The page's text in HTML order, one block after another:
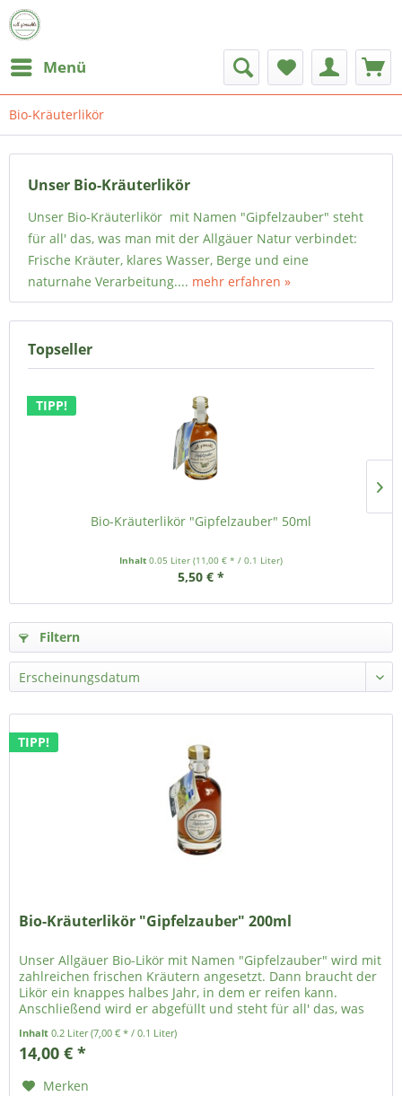
Menü
Bio-Kräuterlikör
Unser Bio-Kräuterlikör
Unser Bio-Kräuterlikör mit Namen "Gipfelzauber" steht
für all' das, was man mit der Allgäuer Natur verbindet:
Frische Kräuter, klares Wasser, Berge und eine
naturnahe Verarbeitung.... mehr erfahren »
Topseller
TIPP!
Bio-Kräuterlikör "Gipfelzauber" 50ml
Inhalt 0.05 Liter (11,00 € * / 0.1 Liter)
5,50 € *
Filtern
TIPP!
Bio-Kräuterlikör "Gipfelzauber" 200ml
Unser Allgäuer Bio-Likör mit Namen "Gipfelzauber" wird mit
zahlreichen frischen Kräutern angesetzt. Dann braucht der
Likör ein knappes halbes Jahr, in dem er reifen kann.
Anschließend wird er abgefüllt und steht für all' das, was
klares Wasser, Berge und eine naturnahe Verarbeitung.
Genießen Sie unseren Bio-Kräuterlikör...
Inhalt0.2 Liter(7,00 € * / 0.1 Liter)
14,00 € *
Merken